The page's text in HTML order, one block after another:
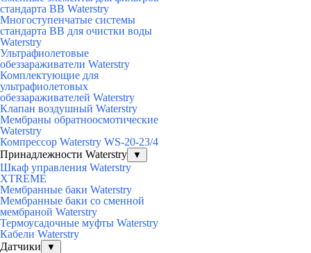
стандарта BB Waterstry
Многоступенчатые системы
стандарта BB для очистки воды
Waterstry
Ультрафиолетовые
обеззараживатели Waterstry
Комплектующие для
ультрафиолетовых
обеззараживателей Waterstry
Клапан воздушный Waterstry
Мембраны обратноосмотические
Waterstry
Компрессор Waterstry WS-20-23/4
Принадлежности Waterstry
▼
Шкаф управления Waterstry
XTREME
Мембранные баки Waterstry
Мембранные баки со сменной
мембраной Waterstry
Термоусадочные муфты Waterstry
Кабели Waterstry
Датчики
▼